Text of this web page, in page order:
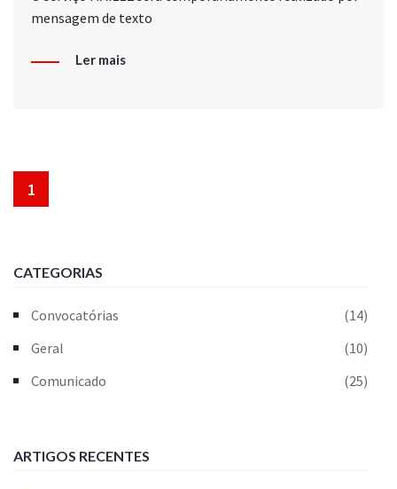
mensagem de texto
Ler mais
1
CATEGORIAS
Convocatórias
(14)
Geral
(10)
Comunicado
(25)
ARTIGOS RECENTES